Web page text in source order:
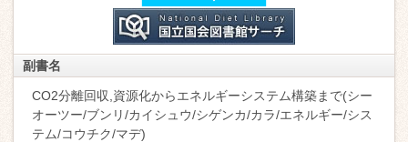
副書名
CO2分離回収,資源化からエネルギーシステム構築まで(シー
オーツー/ブンリ/カイシュウ/シゲンカ/カラ/エネルギー/シス
テム/コウチク/マデ)